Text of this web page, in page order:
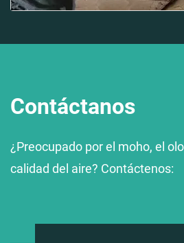
Contáctanos
¿Preocupado por el moho, el
calidad del aire? Contáctenos: